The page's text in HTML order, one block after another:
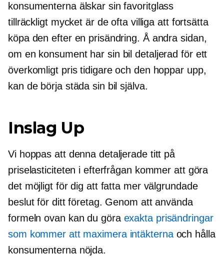
konsumenterna älskar sin favoritglass
tillräckligt mycket är de ofta villiga att fortsätta
köpa den efter en prisändring. Å andra sidan,
om en konsument har sin bil detaljerad för ett
överkomligt pris tidigare och den hoppar upp,
kan de börja städa sin bil själva.
Inslag Up
Vi hoppas att denna detaljerade titt på
priselasticiteten i efterfrågan kommer att göra
det möjligt för dig att fatta mer välgrundade
beslut för ditt företag. Genom att använda
formeln ovan kan du göra exakta prisändringar
som kommer att maximera intäkternaoch hålla
konsumenterna nöjda.